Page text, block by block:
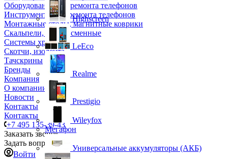
Оборудование для ремонта телефонов
Инструменты для ремонта телефонов
Монтажные столы, магнитные коврики
Скальпели, лезвия сменные
Системы хранения
Скотчи, изолента
Тачскрины
Бренды
Компания
О компании
Новости
Контакты
Контакты
+7 495 135-39-43
Заказать звонок
Задать вопрос
Войти
Highscreen
LeEco
Realme
Prestigio
Wileyfox
Мегафон
Универсальные аккумуляторы (АКБ)